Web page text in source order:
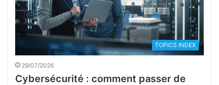
TOPICS INDEX
29/07/2026
Cybersécurité : comment passer de